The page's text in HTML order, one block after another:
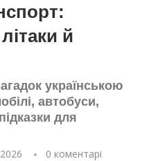
й
українською
автобуси,
для
0 коментарі